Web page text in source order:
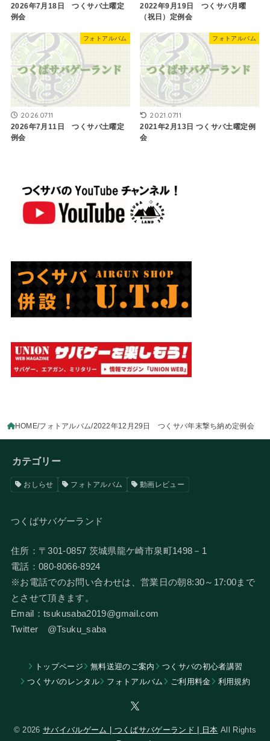
2026年7月18日 つくサバ土曜定
例会
2022年9月19日 つくサバ月曜
（祝日）定例会
フォトアルバム
2026.07.11
2026年7月11日 つくサバ土曜定
例会
フォトアルバム
2021.07.11
2021年2月13日 つくサバ土曜定例
会
HOME フォトアルバム 2022年12月29日 つくサバ年末撃ち納め定例会
カテゴリー
おしらせ フォトアルバム 動画レビュー
つくばサバゲーランド
住所：〒301-0857 茨城県龍ケ崎市泉町1498－1
電話：080-8066-8924
​※お電話でのお問い合わせは、営業日の朝8:30～17:00まで
とさせて頂きます。
Email：tsukusaba2019@gmail.com
​Twitter @Tsuku_saba
トップページ 無料送迎のご案内
つくサバの初心者講習
つくサバのレンタル
フォトアルバム ​ご利用料金 利用規約
© 2026サバイバルゲーム | つくばサバゲーランド | 日本 All Rights